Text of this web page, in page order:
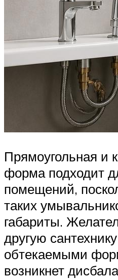
Прямоугольная и
форма подходит
помещений,
таких
габариты.
другую
обтекаемыми
возникнет